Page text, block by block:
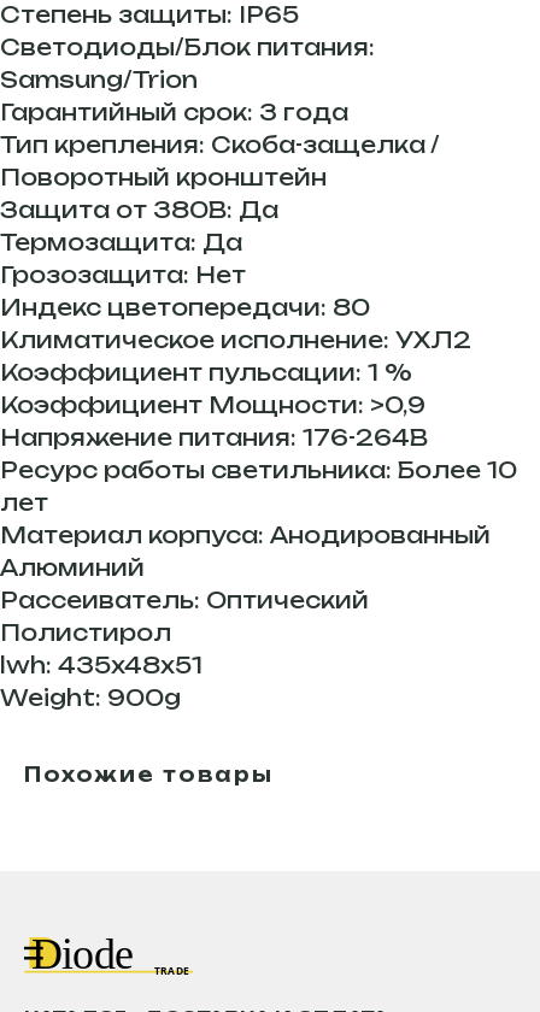
Степень защиты: IP65
Светодиоды/Блок питания:
Samsung/Trion
Гарантийный срок: 3 года
Тип крепления: Скоба-защелка /
Поворотный кронштейн
Защита от 380В: Да
Термозащита: Да
Грозозащита: Нет
Индекс цветопередачи: 80
Климатическое исполнение: УХЛ2
Коэффициент пульсации: 1 %
Коэффициент Мощности: >0,9
Напряжение питания: 176-264В
Ресурс работы светильника: Более 10
лет
Материал корпуса: Анодированный
Алюминий
Рассеиватель: Оптический
Полистирол
lwh: 435x48x51
Weight: 900g
Похожие товары